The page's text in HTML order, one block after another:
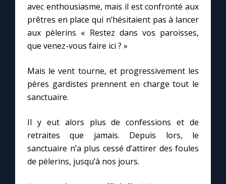
avec enthousiasme, mais il est confronté aux
prêtres en place qui n’hésitaient pas à lancer
aux pèlerins « Restez dans vos paroisses,
que venez-vous faire ici ? »
Mais le vent tourne, et progressivement les
pères gardistes prennent en charge tout le
sanctuaire.
Il y eut alors plus de confessions et de
retraites que jamais. Depuis lors, le
sanctuaire n’a plus cessé d’attirer des foules
de pèlerins, jusqu’à nos jours.